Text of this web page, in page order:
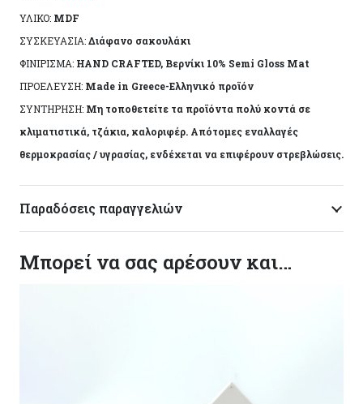
Το αντικείμενο ενδέχεται να φέρει ελάχιστες
αποκλίσεις ανά προϊόν λόγω της χειροποίητης
κατασκευής του. Made in Greece, by Korres Craft
ΥΛΙΚΟ: MDF
ΣΥΣΚΕΥΑΣΙΑ:Διάφανο σακουλάκι
ΦΙΝΙΡΙΣΜΑ: HAND CRAFTED, Βερνίκι 10% Semi Gloss Mat
ΠΡΟΕΛΕΥΣΗ: Made in Greece-Ελληνικό προϊόν
ΣΥΝΤΗΡΗΣΗ: Μη τοποθετείτε τα προϊόντα πολύ κοντά σε
κλιματιστικά, τζάκια, καλοριφέρ. Απότομες εναλλαγές
θερμοκρασίας / υγρασίας, ενδέχεται να επιφέρουν στρεβλώσεις.
Παραδόσεις παραγγελιών
Μπορεί να σας αρέσουν και…